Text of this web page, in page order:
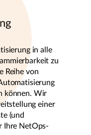
in alle
zu
Reihe von
können. Wir
einer
(und
Ihre NetOps-